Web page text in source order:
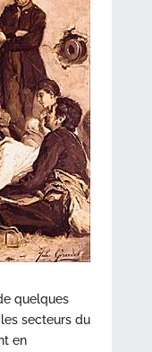
quelques
secteurs du
en